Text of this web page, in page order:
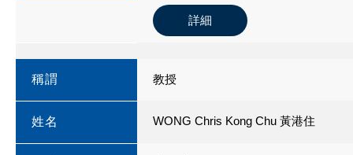
詳細
稱謂 教授
姓名 WONG Chris Kong Chu 黃港住